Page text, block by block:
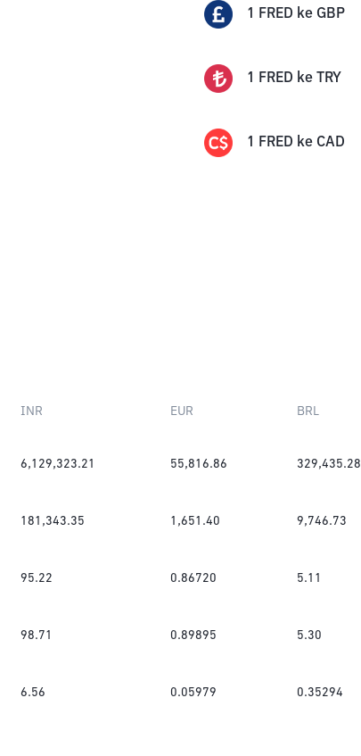
1 FRED ke GBP
1 FRED ke TRY
1 FRED ke CAD
INR EUR BRL
6,129,323.21 55,816.86 329,435.28
181,343.35 1,651.40 9,746.73
95.22 0.86720 5.11
98.71 0.89895 5.30
6.56 0.05979 0.35294